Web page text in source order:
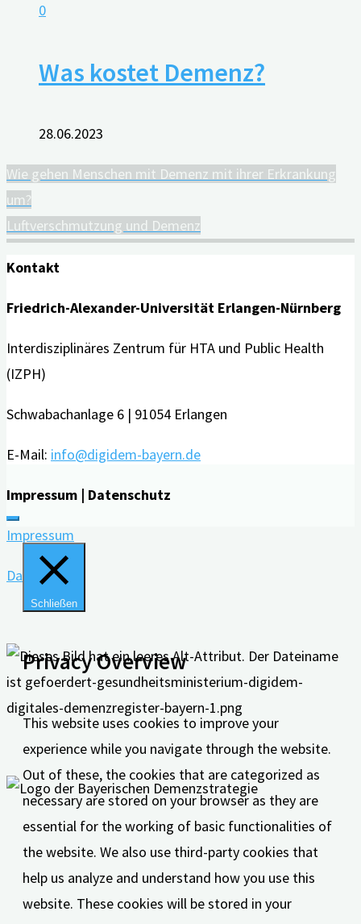
0
Was kostet Demenz?
28.06.2023
Wie gehen Menschen mit Demenz mit ihrer Erkrankung
um?
Luftverschmutzung und Demenz
Kontakt
Friedrich-Alexander-Universität Erlangen-Nürnberg
Interdisziplinäres Zentrum für HTA und Public Health
(IZPH)
Schwabachanlage 6 | 91054 Erlangen
E-Mail: info@digidem-bayern.de
Impressum | Datenschutz
Impressum
Datenschutz
Schließen
Privacy Overview
This website uses cookies to improve your
experience while you navigate through the website.
Out of these, the cookies that are categorized as
necessary are stored on your browser as they are
essential for the working of basic functionalities of
the website. We also use third-party cookies that
help us analyze and understand how you use this
website. These cookies will be stored in your